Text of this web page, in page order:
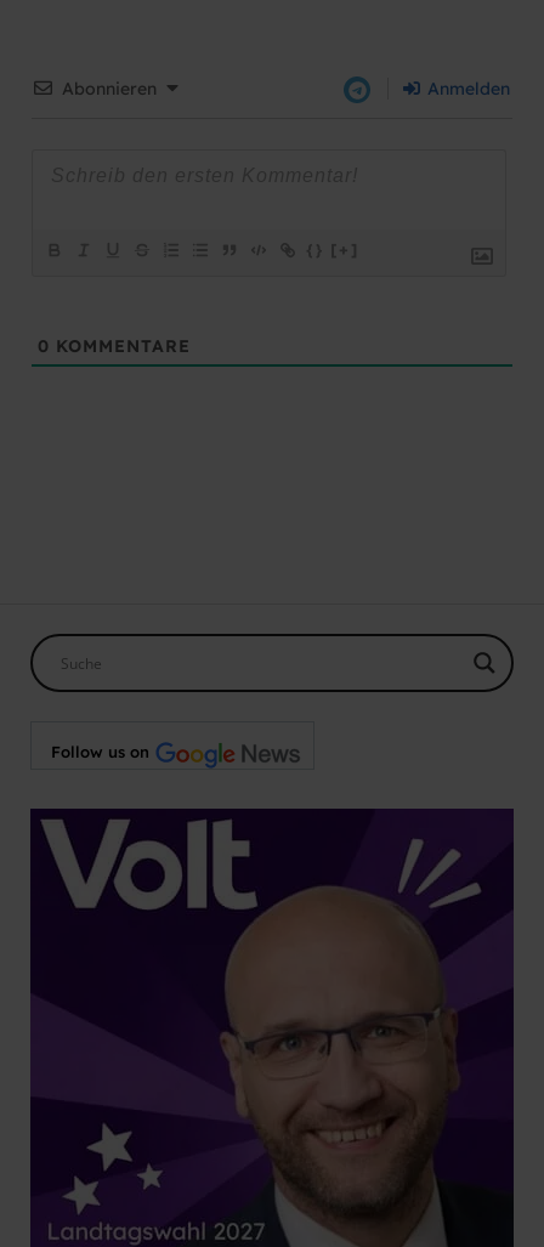
Abonnieren Anmelden
{} [+]
0 KOMMENTARE
Follow us on